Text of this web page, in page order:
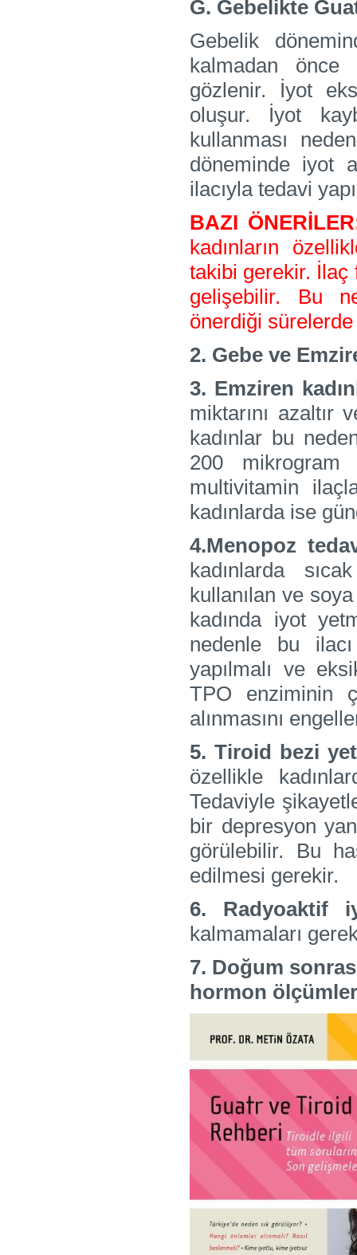
G. Gebelikte
Gebelik
kalmadan önce
gözlenir. İyot
oluşur. İyot
kullanması
döneminde iyot
ilacıyla tedavi
BAZI
kadınların
takibi gerekir.
gelişebilir. Bu
önerdiği sürelerde
2. Gebe ve
3. Emziren
miktarını
kadınlar bu
200
multivitamin
kadınlarda ise
4.Menopoz
kadınlarda
kullanılan ve
kadında iyot
nedenle bu
yapılmalı ve
TPO enziminin
alınmasını
5. Tiroid bezi
özellikle
Tedaviyle
bir depresyon
görülebilir. Bu
edilmesi gerekir.
6. Radyoaktif
kalmamaları
7. Doğum
hormon